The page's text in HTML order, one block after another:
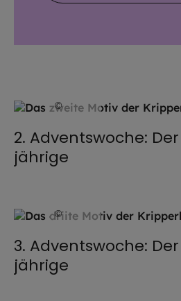
© EOM
2. Adventswoche:
jährige
© EOM
3. Adventswoche:
jährige